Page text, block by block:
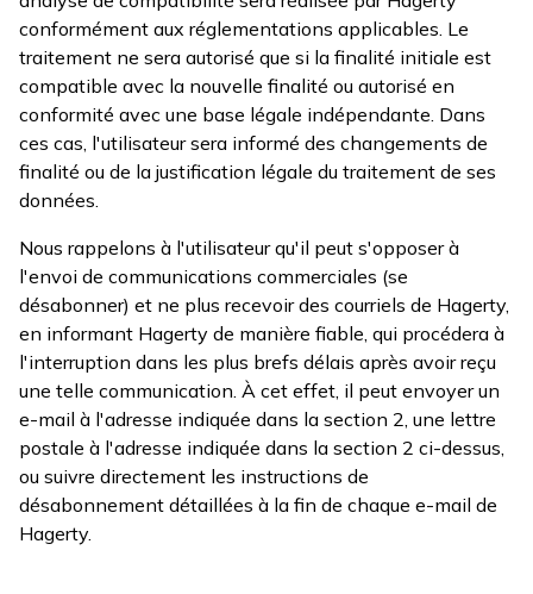
conformément aux réglementations applicables. Le
traitement ne sera autorisé que si la finalité initiale est
compatible avec la nouvelle finalité ou autorisé en
conformité avec une base légale indépendante. Dans
ces cas, l'utilisateur sera informé des changements de
finalité ou de la justification légale du traitement de ses
données.
Nous rappelons à l'utilisateur qu'il peut s'opposer à
l'envoi de communications commerciales (se
désabonner) et ne plus recevoir des courriels de Hagerty,
en informant Hagerty de manière fiable, qui procédera à
l'interruption dans les plus brefs délais après avoir reçu
une telle communication. À cet effet, il peut envoyer un
e-mail à l'adresse indiquée dans la section 2, une lettre
postale à l'adresse indiquée dans la section 2 ci-dessus,
ou suivre directement les instructions de
désabonnement détaillées à la fin de chaque e-mail de
Hagerty.